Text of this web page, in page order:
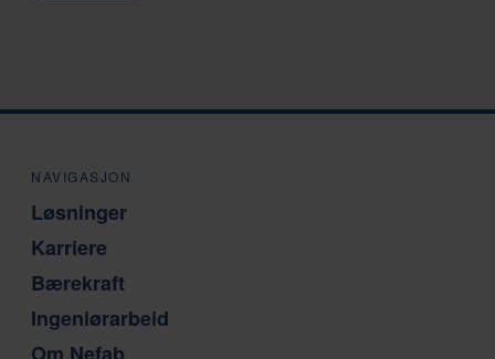
NAVIGASJON
Løsninger
Karriere
Bærekraft
Ingeniørarbeid